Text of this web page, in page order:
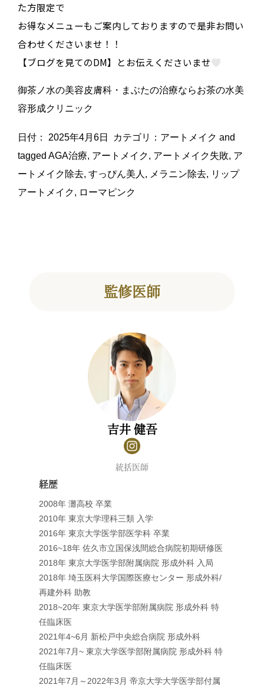
た方限定で
お得なメニューもご案内しておりますので是非お問い
合わせくださいませ！！
【ブログを見てのDM】とお伝えくださいませ
御茶ノ水の美容皮膚科・まぶたの治療ならお茶の水美
容形成クリニック
日付： 2025年4月6日 カテゴリ： アートメイク and
tagged AGA治療, アートメイク, アートメイク失敗, ア
ートメイク除去, すっぴん美人 , メラニン除去, リップ
アートメイク, ローマピンク
監修医師
吉井 健吾
統括医師
経歴
2008年 灘高校 卒業
2010年 東京大学理科三類 入学
2016年 東京大学医学部医学科 卒業
2016~18年 佐久市立国保浅間総合病院初期研修医
2018年 東京大学医学部附属病院 形成外科 入局
2018年 埼玉医科大学国際医療センター 形成外科/
再建外科 助教
2018~20年 東京大学医学部附属病院 形成外科 特
任臨床医
2021年4~6月 新松戸中央総合病院 形成外科
2021年7月~ 東京大学医学部附属病院 形成外科 特
任臨床医
2021年7月～2022年3月 帝京大学大学医学部付属